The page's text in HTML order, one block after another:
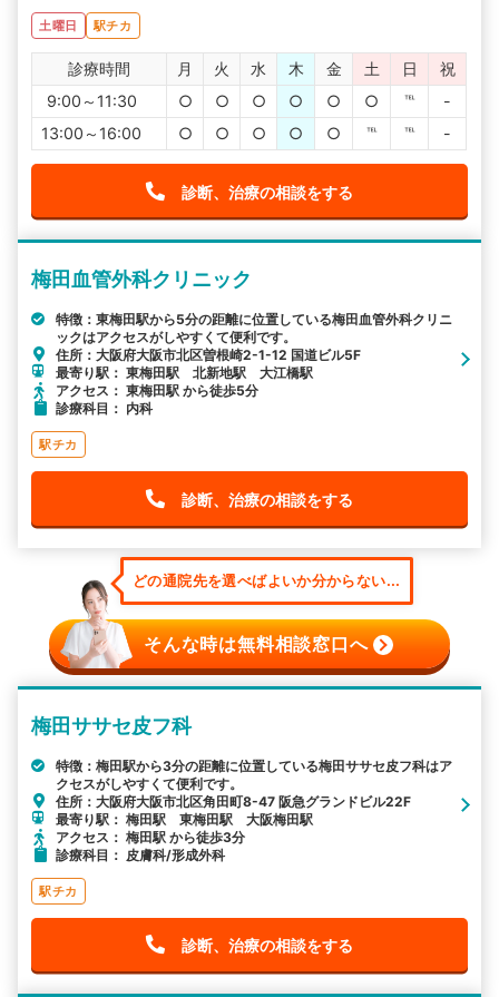
土曜日 駅チカ
診療時間 月 火 水 木 金 土 日
祝
9:00～11:30
○ ○ ○ ○ ○ ○ ℡
-
13:00～16:00
○ ○ ○ ○ ○ ℡ ℡ -
診断、治療の相談をする
梅田血管外科クリニック
特徴：東梅田駅から5分の距離に位置している梅田血管外科クリニ
ックはアクセスがしやすくて便利です。
住所：大阪府大阪市北区曽根崎2-1-12 国道ビル5F
最寄り駅： 東梅田駅 北新地駅 大江橋駅
アクセス： 東梅田駅 から徒歩5分
診療科目： 内科
駅チカ
診断、治療の相談をする
どの通院先を選べばよいか分からない...
そんな時は無料相談窓口へ
梅田ササセ皮フ科
特徴：梅田駅から3分の距離に位置している梅田ササセ皮フ科はア
クセスがしやすくて便利です。
住所：大阪府大阪市北区角田町8-47 阪急グランドビル22F
最寄り駅： 梅田駅 東梅田駅 大阪梅田駅
アクセス： 梅田駅 から徒歩3分
診療科目： 皮膚科/形成外科
駅チカ
診断、治療の相談をする